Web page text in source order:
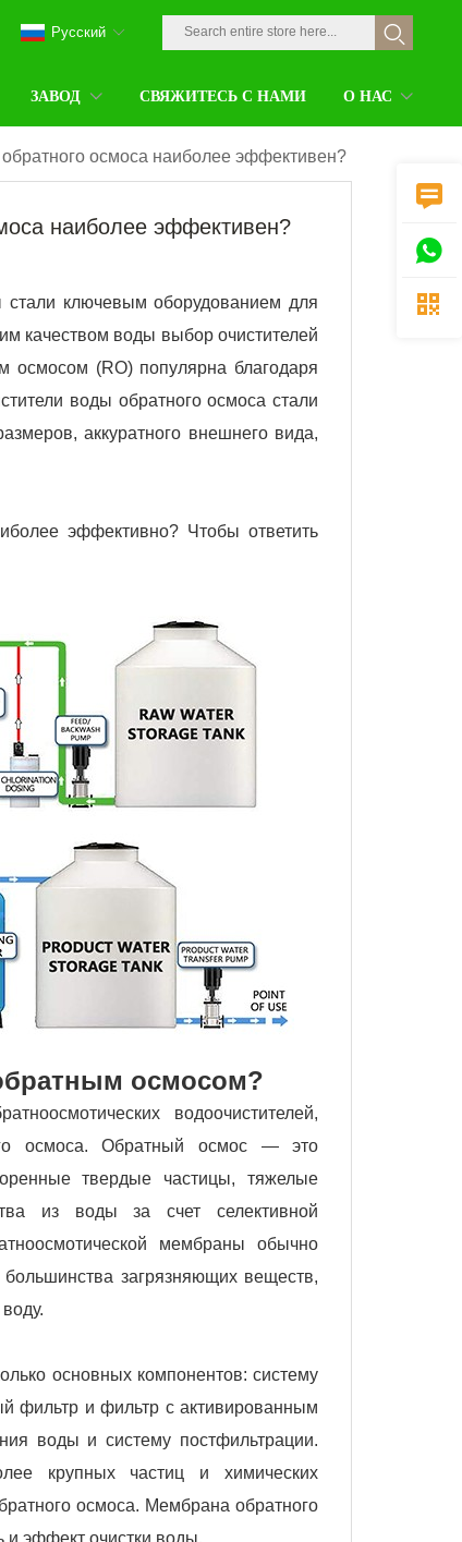
ЗАВОД СВЯЖИТЕСЬ С НАМИ О НАС
Pусский
осмоса наиболее эффективен?
наиболее эффективен?
ключевым оборудованием для
качеством воды выбор очистителей
осмосом (RO) популярна благодаря
воды обратного осмоса стали
аккуратного внешнего вида,
эффективно? Чтобы ответить
осмосом?
водоочистителей,
осмоса. Обратный осмос — это
твердые частицы, тяжелые
из воды за счет селективной
мембраны обычно
загрязняющих веществ,
основных компонентов: систему
фильтр и фильтр с активированным
воды и систему постфильтрации.
крупных частиц и химических
осмоса. Мембрана обратного
и эффект очистки воды.


